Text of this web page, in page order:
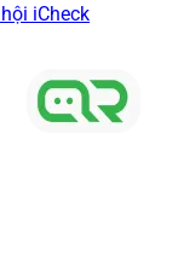
iCheck